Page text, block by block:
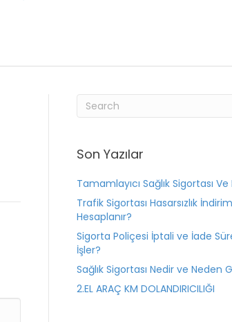
Son Yazılar
Tamamlayıcı Sağlık Sigortası Ve
Trafik Sigortası Hasarsızlık
Hesaplanır?
Sigorta Poliçesi İptali ve İade
İşler?
Sağlık Sigortası Nedir ve Neden
2.EL ARAÇ KM DOLANDIRICILIĞI